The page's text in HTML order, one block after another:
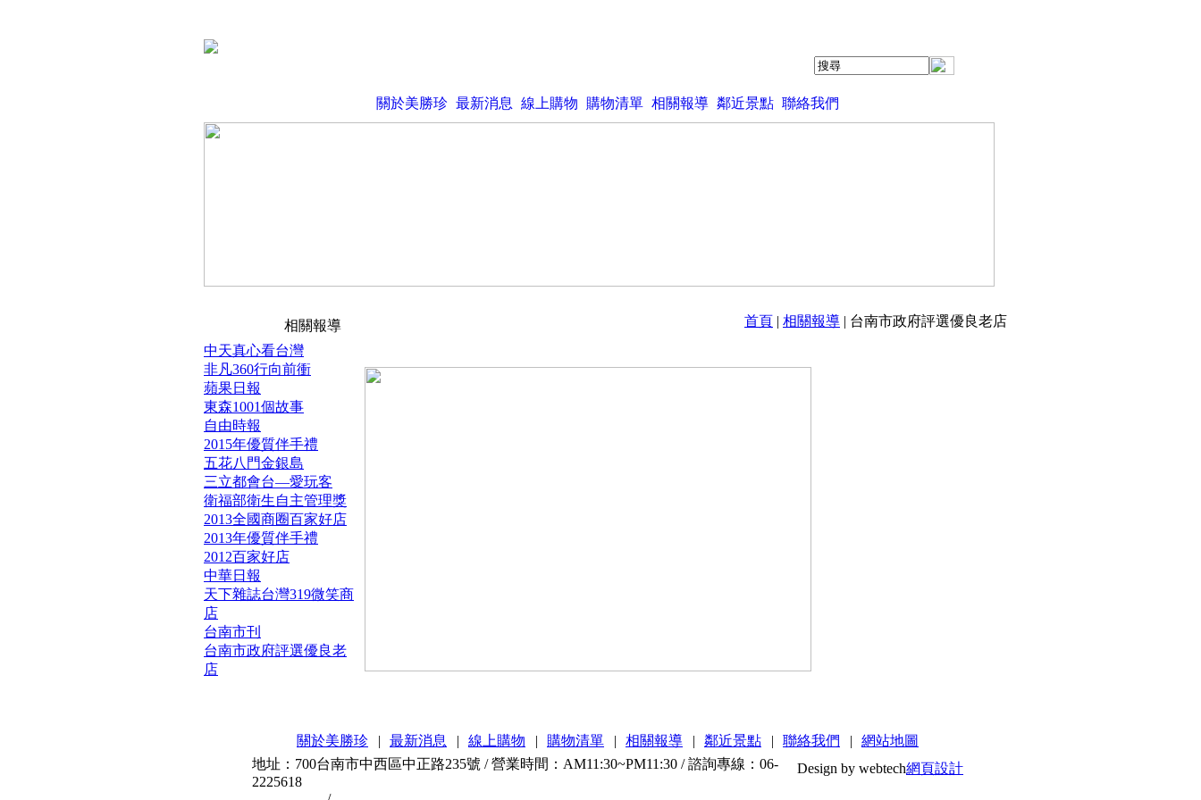
關於美勝珍 最新消息 線上購物 購物清單 相關報導 鄰近景點 聯絡我們
相關報導 首頁 | 相關報導 | 台南市政府評選優良老店
中天真心看台灣
非凡360行向前衝
蘋果日報
東森1001個故事
自由時報
2015年優質伴手禮
五花八門金銀島
三立都會台—愛玩客
衛福部衛生自主管理獎
2013全國商圈百家好店
2013年優質伴手禮
2012百家好店
中華日報
天下雜誌台灣319微笑商
店
台南市刊
台南市政府評選優良老
店
關於美勝珍 | 最新消息 | 線上購物 | 購物清單 | 相關報導 | 鄰近景點 | 聯絡我們 |
網站地圖
地址：700台南市中西區中正路235號 / 營業時間：AM11:30~PM11:30 / 諮詢專線：06-
2225618
Design by webtech網頁設計